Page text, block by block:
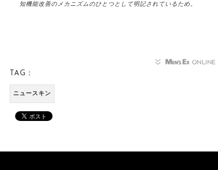
知機能改善のメカニズムのひとつとして明記されているため。
TAG：
ニュースキン